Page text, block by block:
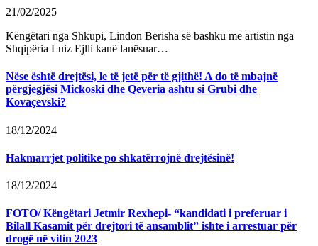
21/02/2025
Këngëtari nga Shkupi, Lindon Berisha së bashku me artistin nga
Shqipëria Luiz Ejlli kanë lanësuar…
Nëse është drejtësi, le të jetë për të gjithë! A do të mbajnë
përgjegjësi Mickoski dhe Qeveria ashtu si Grubi dhe
Kovaçevski?
18/12/2024
Hakmarrjet politike po shkatërrojnë drejtësinë!
18/12/2024
FOTO/ Këngëtari Jetmir Rexhepi- “kandidati i preferuar i
Bilall Kasamit për drejtori të ansamblit” ishte i arrestuar për
drogë në vitin 2023